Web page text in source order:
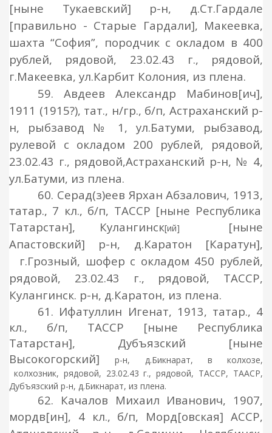
[ныне Тукаевский] р-н, д.Ст.Гардале
[правильно - Старые Гардали], Макеевка,
шахта “София”, породчик с окладом в 400
рублей, рядовой, 23.02.43 г., рядовой,
г.Макеевка, ул.Карбит Колония, из плена.
59. Авдеев Александр Мабинов[ич],
1911 (1915?), тат., н/гр., б/п, Астраханский р-
н, рыбзавод № 1, ул.Батуми, рыбзавод,
рулевой с окладом 200 рублей, рядовой,
23.02.43 г., рядовой,Астраханский р-н, № 4,
ул.Батуми, из плена.
60. Серад(з)еев Ярхан Абзалович, 1913,
татар., 7 кл., б/п, ТАССР [ныне Республика
Татарстан], Кулангинск[ий]
[ныне
Апастовский] р-н, д.Каратон [Каратун],
г.Грозный, шофер с окладом 450 рублей,
рядовой, 23.02.43 г., рядовой, ТАССР,
Кулангинск. р-н, д.Каратон, из плена.
61. Ифатуллин Игенат, 1913, татар., 4
кл., б/п, ТАССР [ныне Республика
Татарстан], Дубъязский [ныне
Высокогорский]р-н, д.Бикнарат, в колхозе,
колхозник, рядовой, 23.02.43 г., рядовой, ТАССР, ТААСР,
Дубъязский р-н, д.Бикнарат, из плена.
62. Качалов Михаил Иванович, 1907,
мордв[ин], 4 кл., б/п, Морд[овская] АССР,